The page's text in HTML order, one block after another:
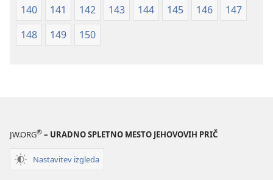
140
141 142 143 144 145 146
147
148
149 150
JW.ORG® – URADNO SPLETNO MESTO JEHOVOVIH PRIČ
Nastavitev izgleda